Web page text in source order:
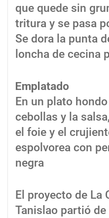
que quede sin
tritura y se pasa
Se dora la punta
loncha de cecina
Emplatado
En un plato
cebollas y la
el foie y el
espolvorea con
negra
El proyecto de La
Tanislao partió